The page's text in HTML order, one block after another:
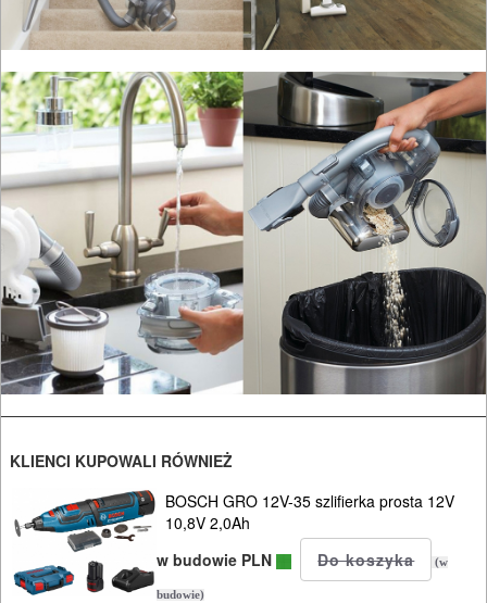
MYJKI
CIŚNIENIOWE
KLIENCI KUPOWALI RÓWNIEŻ
BOSCH GRO 12V-35 szlifierka prosta 12V
10,8V 2,0Ah
w budowie PLN
(w
budowie)